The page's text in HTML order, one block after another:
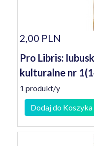
2,00 PLN
Pro Libris:
kulturalne nr
1 produkt/y
Dodaj do Koszyka